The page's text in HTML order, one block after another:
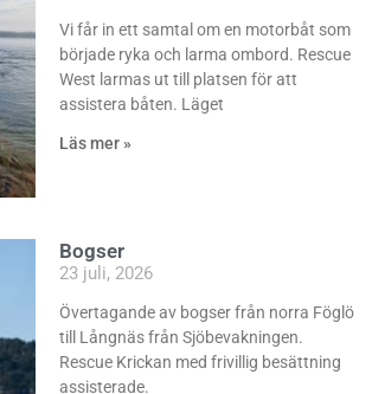
Vi får in ett samtal om en motorbåt som
började ryka och larma ombord. Rescue
West larmas ut till platsen för att
assistera båten. Läget
Läs mer »
Bogser
23 juli, 2026
Övertagande av bogser från norra Föglö
till Långnäs från Sjöbevakningen.
Rescue Krickan med frivillig besättning
assisterade.